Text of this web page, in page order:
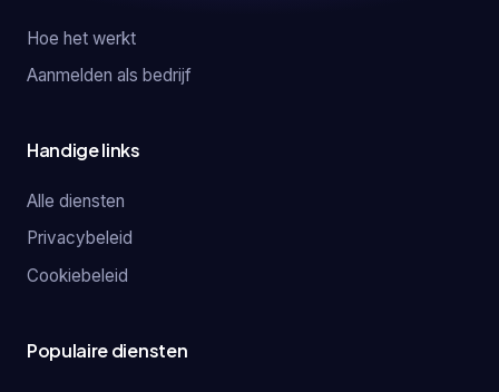
Hoe het werkt
Aanmelden als bedrijf
Handige links
Alle diensten
Privacybeleid
Cookiebeleid
Populaire diensten